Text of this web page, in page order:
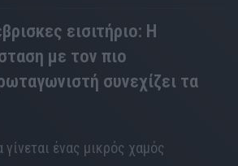
εισιτήριο: Η
με τον πιο
συνεχίζει τα
γίνεται ένας μικρός χαμός